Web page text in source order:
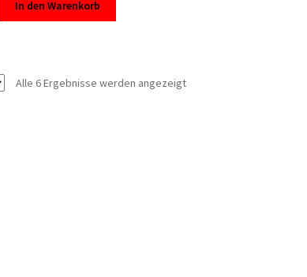
In den Warenkorb
Alle 6 Ergebnisse werden angezeigtNach